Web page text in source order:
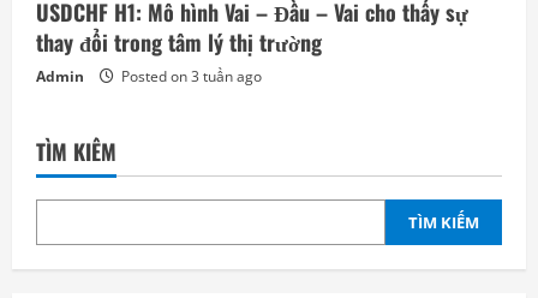
USDCHF H1: Mô hình Vai – Đầu – Vai cho thấy sự
thay đổi trong tâm lý thị trường
Admin Posted on 3 tuần ago
TÌM KIẾM
TÌM KIẾM